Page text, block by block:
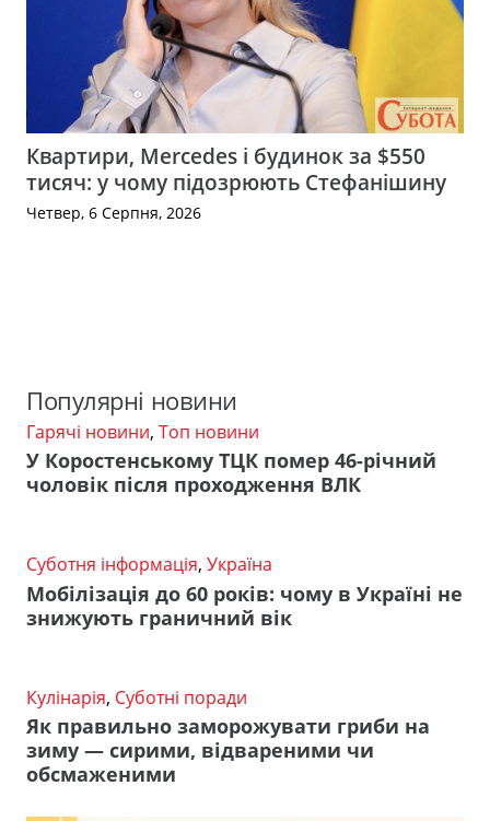
Квартири, Mercedes і будинок за $550
тисяч: у чому підозрюють Стефанішину
Четвер, 6 Серпня, 2026
Популярні новини
Гарячі новини, Топ новини
У Коростенському ТЦК помер 46-річний
чоловік після проходження ВЛК
Суботня інформація, Україна
Мобілізація до 60 років: чому в Україні не
знижують граничний вік
Кулінарія, Суботні поради
Як правильно заморожувати гриби на
зиму — сирими, відвареними чи
обсмаженими